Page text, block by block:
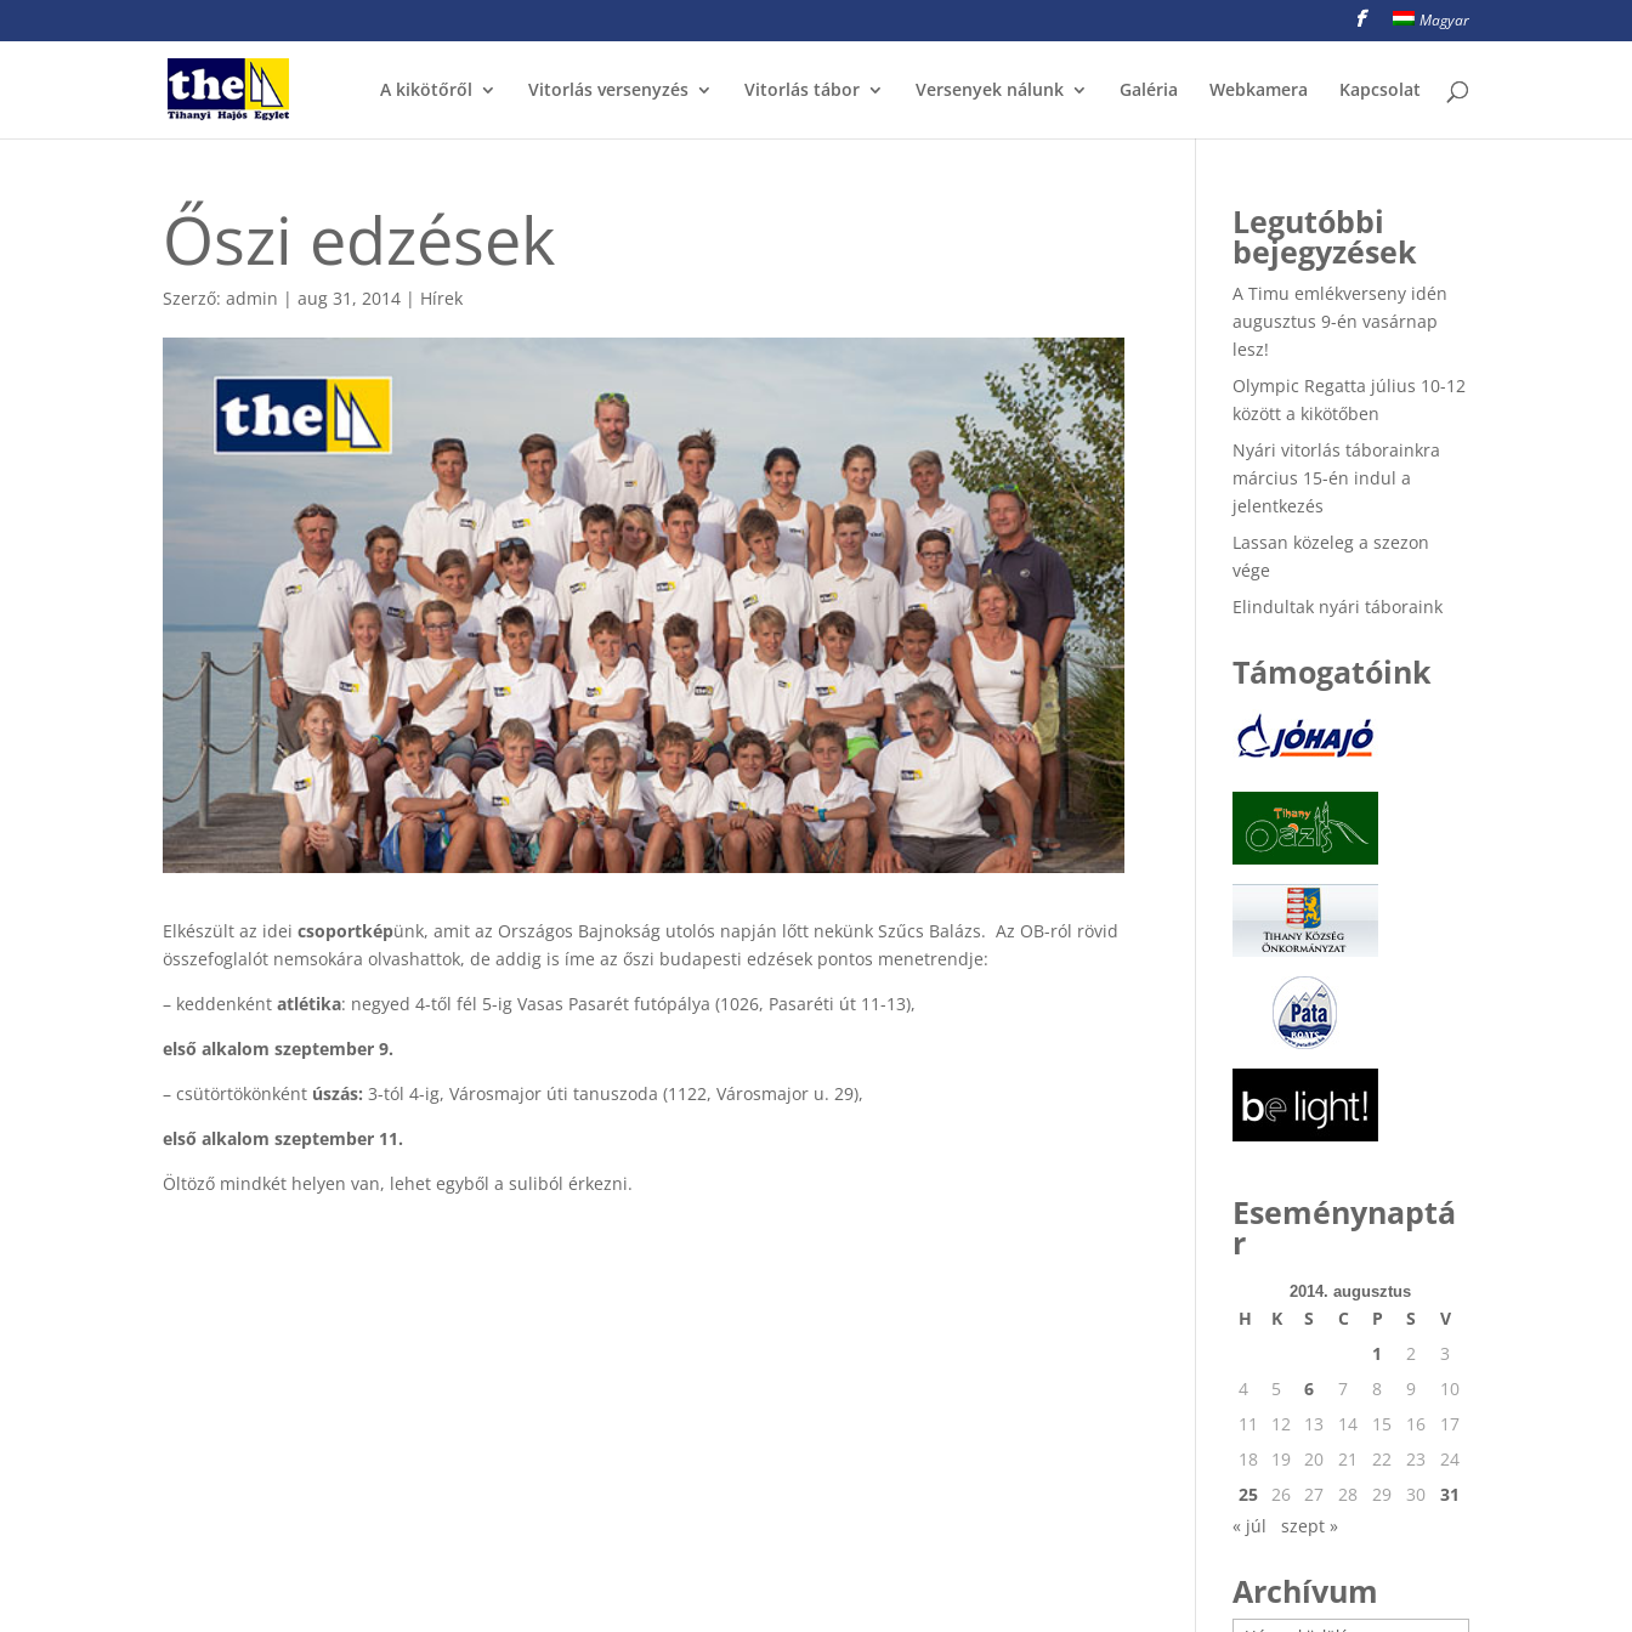
Magyar
A kikötőről Vitorlás versenyzés Vitorlás tábor Versenyek nálunk Galéria Webkamera Kapcsolat
Őszi edzések
Szerző:admin |aug 31, 2014 | Hírek
Elkészült az ideicsoportképünk, amit az Országos Bajnokság utolós napján lőtt nekünk Szűcs Balázs. Az OB-ról rövid
összefoglalót nemsokára olvashattok, de addig is íme az őszi budapesti edzések pontos menetrendje:
– keddenkéntatlétika: negyed 4-től fél 5-ig Vasas Pasarét futópálya (1026, Pasaréti út 11-13),
első alkalom szeptember 9.
– csütörtökönként úszás: 3-tól 4-ig, Városmajor úti tanuszoda (1122, Városmajor u. 29),
első alkalom szeptember 11.
Öltöző mindkét helyen van, lehet egyből a suliból érkezni.
Legutóbbi
bejegyzések
A Timu emlékverseny idén
augusztus 9-én vasárnap
lesz!
Olympic Regatta július 10-12
között a kikötőben
Nyári vitorlás táborainkra
március 15-én indul a
jelentkezés
Lassan közeleg a szezon
vége
Elindultak nyári táboraink
Támogatóink
Eseménynaptá
r
2014. augusztus
H K S C P S
V
1
2
3
4
5 6 7 8 9
10
11
12 13 14 15 16
17
18
19 20 21 22 23
24
25 26 27 28 29 30
31
« júl
szept »
Archívum